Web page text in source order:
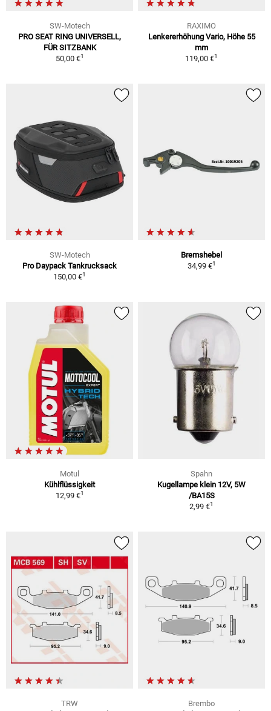
SW-Motech
PRO SEAT RING UNIVERSELL,
FÜR SITZBANK
50,00 €1
RAXIMO
Lenkererhöhung Vario, Höhe 55
mm
119,00 €1
SW-Motech
Pro Daypack Tankrucksack
150,00 €1
Bremshebel
34,99 €1
Motul
Kühlflüssigkeit
12,99 €1
Spahn
Kugellampe klein 12V, 5W
/BA15S
2,99 €1
TRW
Brembo